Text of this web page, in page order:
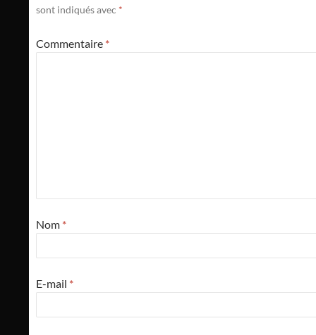
sont indiqués avec *
Commentaire *
Nom *
E-mail *